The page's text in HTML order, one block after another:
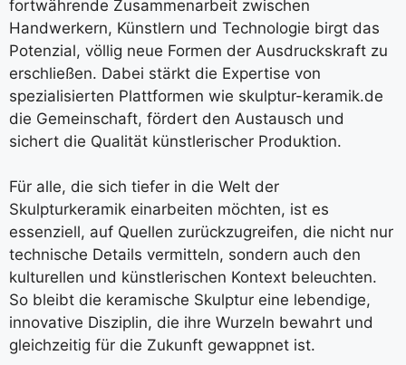
fortwährende Zusammenarbeit zwischen
Handwerkern, Künstlern und Technologie birgt das
Potenzial, völlig neue Formen der Ausdruckskraft zu
erschließen. Dabei stärkt die Expertise von
spezialisierten Plattformen wie skulptur-keramik.de
die Gemeinschaft, fördert den Austausch und
sichert die Qualität künstlerischer Produktion.
Für alle, die sich tiefer in die Welt der
Skulpturkeramik einarbeiten möchten, ist es
essenziell, auf Quellen zurückzugreifen, die nicht nur
technische Details vermitteln, sondern auch den
kulturellen und künstlerischen Kontext beleuchten.
So bleibt die keramische Skulptur eine lebendige,
innovative Disziplin, die ihre Wurzeln bewahrt und
gleichzeitig für die Zukunft gewappnet ist.